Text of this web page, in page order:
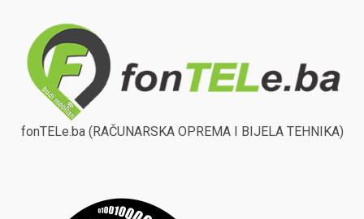
fonTELe.ba (RAČUNARSKA OPREMA I BIJELA TEHNIKA)